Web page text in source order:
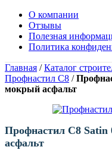
О компании
Отзывы
Полезная
Политика
Главная /Каталог
Профнастил С8 /
мокрый асфальт
Профнастил С8
асфальт